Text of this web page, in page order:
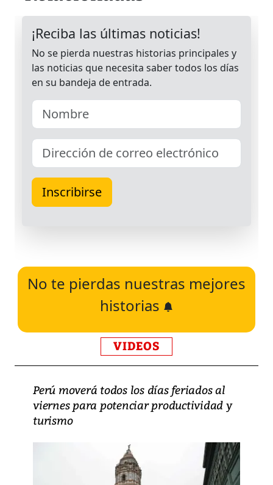
No te pierdas nuestras mejores
historias
VIDEOS
Perú moverá todos los días feriados al
viernes para potenciar productividad y
turismo